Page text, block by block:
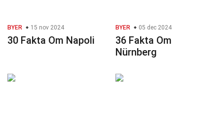
BYER 15 nov 2024
30 Fakta Om Napoli
BYER 05 dec 2024
36 Fakta Om
Nürnberg